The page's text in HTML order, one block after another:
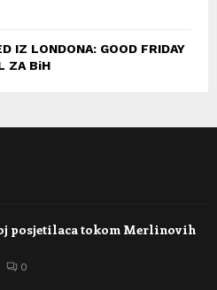
IZ LONDONA: GOOD FRIDAY
ZA BiH
posjetilaca tokom Merlinovih
0